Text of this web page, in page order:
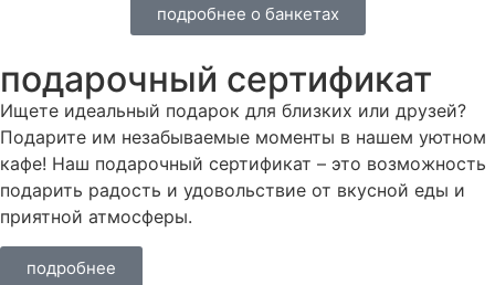
подробнее о банкетах
подарочный сертификат
Ищете идеальный подарок для близких или друзей?
Подарите им незабываемые моменты в нашем уютном
кафе! Наш подарочный сертификат – это возможность
подарить радость и удовольствие от вкусной еды и
приятной атмосферы.
подробнее